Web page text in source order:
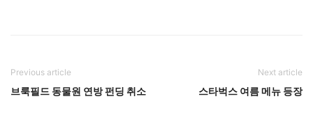
Previous article
브룩필드 동물원 연방 펀딩 취소
Next article
스타벅스 여름 메뉴 등장